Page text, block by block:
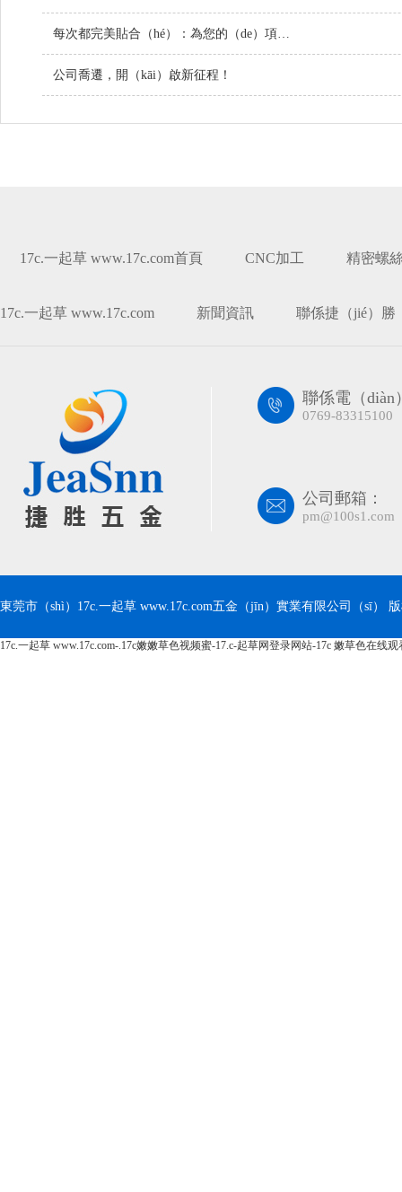
每次都完美貼合（hé）：為您的（de）項目定製螺絲
公司喬遷，開（kāi）啟新征程！
17c.一起草 www.17c.com首頁 CNC加工 精密螺
17c.一起草 www.17c.com 新聞資訊 聯係捷（jié）勝
聯係電（diàn
0769-83315100
公司郵箱：
pm@100s1.com
東莞市（shì）17c.一起草 www.17c.com五金（jīn）實業有限公司（sī）
17c.一起草 www.17c.com-.17c嫩嫩草色视频蜜-17.c-起草网登录网站-17c 嫩草色在线观